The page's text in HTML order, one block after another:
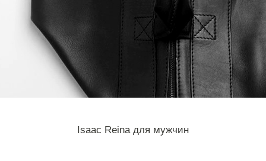
Isaac Reina для мужчин